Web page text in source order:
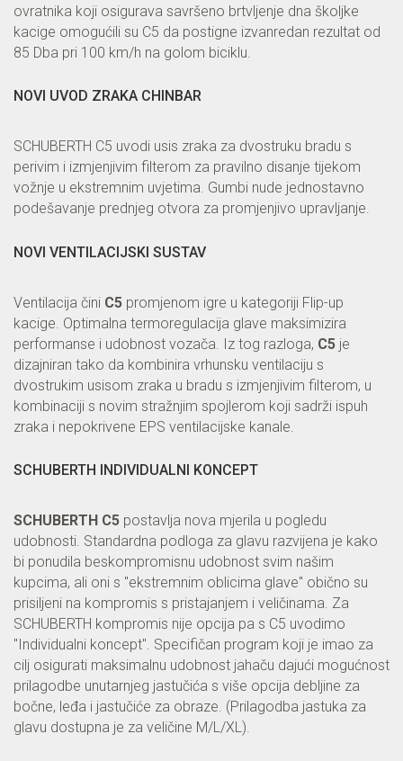
ovratnika koji osigurava savršeno brtvljenje dna školjke
kacige omogućili su C5 da postigne izvanredan rezultat od
85 Dba pri 100 km/h na golom biciklu.
NOVI UVOD ZRAKA CHINBAR
SCHUBERTH C5 uvodi usis zraka za dvostruku bradu s
perivim i izmjenjivim filterom za pravilno disanje tijekom
vožnje u ekstremnim uvjetima. Gumbi nude jednostavno
podešavanje prednjeg otvora za promjenjivo upravljanje.
NOVI VENTILACIJSKI SUSTAV
Ventilacija čini C5 promjenom igre u kategoriji Flip-up
kacige. Optimalna termoregulacija glave maksimizira
performanse i udobnost vozača. Iz tog razloga, C5 je
dizajniran tako da kombinira vrhunsku ventilaciju s
dvostrukim usisom zraka u bradu s izmjenjivim filterom, u
kombinaciji s novim stražnjim spojlerom koji sadrži ispuh
zraka i nepokrivene EPS ventilacijske kanale.
SCHUBERTH INDIVIDUALNI KONCEPT
SCHUBERTH C5 postavlja nova mjerila u pogledu
udobnosti. Standardna podloga za glavu razvijena je kako
bi ponudila beskompromisnu udobnost svim našim
kupcima, ali oni s "ekstremnim oblicima glave" obično su
prisiljeni na kompromis s pristajanjem i veličinama. Za
SCHUBERTH kompromis nije opcija pa s C5 uvodimo
"Individualni koncept". Specifičan program koji je imao za
cilj osigurati maksimalnu udobnost jahaču dajući mogućnost
prilagodbe unutarnjeg jastučića s više opcija debljine za
bočne, leđa i jastučiće za obraze. (Prilagodba jastuka za
glavu dostupna je za veličine M/L/XL).